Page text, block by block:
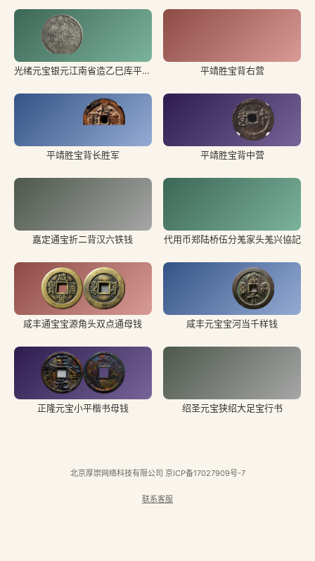
光绪元宝银元江南省造乙巳库平一钱四分四厘有SY 平靖胜宝背右营
平靖胜宝背长胜军 平靖胜宝背中营
嘉定通宝折二背汉六铁钱 代用币郑陆桥伍分羗家头羗兴協記
咸丰通宝宝源角头双点通母钱 咸丰元宝宝河当千样钱
正隆元宝小平楷书母钱 绍圣元宝狭绍大足宝行书
北京厚崇网络科技有限公司 京ICP备17027909号-7
联系客服